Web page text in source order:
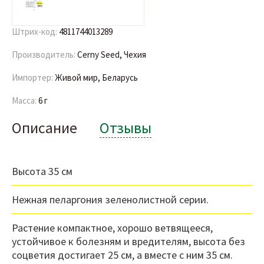
Штрих-код: 4811744013289
Производитель: Cerny Seed, Чехия
Импортер: Живой мир, Беларусь
Масса: 6 г
Описание Отзывы
Высота 35 см
Нежная пеларгония зеленолистной серии.
Растение компактное, хорошо ветвящееся,
устойчивое к болезням и вредителям, высота без
соцветия достигает 25 см, а вместе с ним 35 см.